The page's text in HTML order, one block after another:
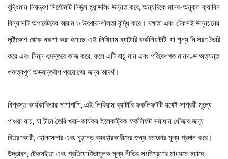
বুদ্ধিমান নিয়ন্ত্রণ সিস্টেমটি নির্ভুল হ্যান্ডলিং উন্নত করে, অন্যদিকে মানব-অনুকূল ক্যাবিন
বিন্যাসটি অপারেটরের আরাম ও উৎপাদনশীলতা বৃদ্ধি করে। দক্ষতা এবং টেকসই উন্নয়নের
দৃষ্টিকোণ থেকে নকশা করা হয়েছে এই লিথিয়াম ব্যাটারি ফর্কলিফটটি, যা শূন্য নি:সরণ তৈরি
করে এবং নিম্ন শব্দস্তরে কাজ করে, ফলে এটি বায়ু মান এবং পরিবেশগত মানদণ্ড অত্যন্ত
গুরুত্বপূর্ণ অভ্যন্তরীণ প্রয়োগের জন্য আদর্শ।
বিশ্বস্ত কার্যকারিতার পাশাপাশি, এই লিথিয়াম ব্যাটারি ফর্কলিফটটি যথেষ্ট সাশ্রয়ী মূল্যে
পাওয়া যায়, যা চীনে তৈরি খরচ-কার্যকর ইলেকট্রিক ফর্কলিফট সমাধান খোঁজার জন্য
বিতরণকারী, হোলসেলার এবং চূড়ান্ত ব্যবহারকারীদের জন্য চমৎকার মূল্য প্রদান করে।
উদ্ভাবন, টেকসইতা এবং প্রতিযোগিতামূলক মূল্য নীতির সংমিশ্রণের মাধ্যমে হুয়াহে